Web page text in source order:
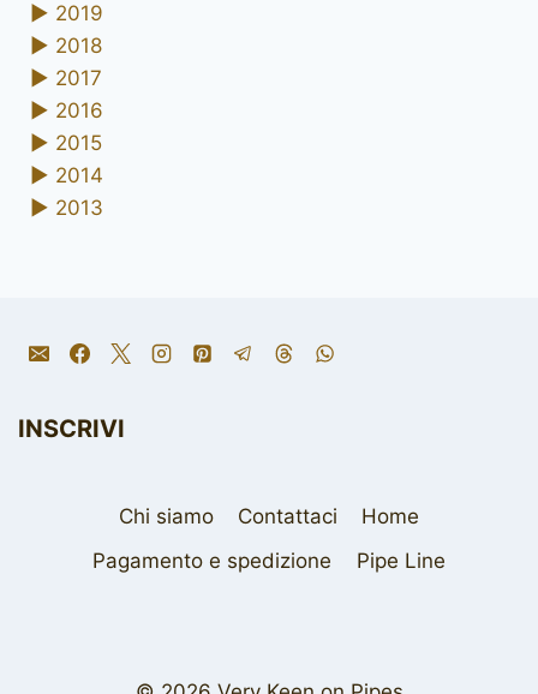
► 2019
► 2018
► 2017
► 2016
► 2015
► 2014
► 2013
INSCRIVI
Chi siamo Contattaci
Home
Pagamento e spedizione
Pipe Line